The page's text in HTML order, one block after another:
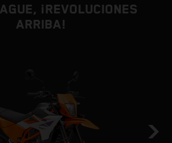
¡REVOLUCIONES
ARRIBA!